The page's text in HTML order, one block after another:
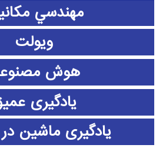
مهندسي
ویولت
هوش
یادگیری
یادگیری ماشین